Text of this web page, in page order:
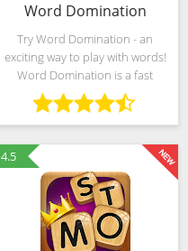
Word Domination
Try Word Domination - an
exciting way to play with words!
Word Domination is a fast
paced and addictive real-time
word game. No more waiting for
your opponent to make a move,
see tiles being played
4.5